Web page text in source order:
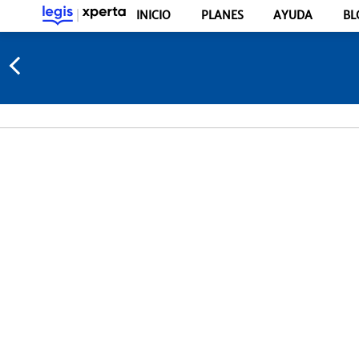
INICIO PLANES AYUDA